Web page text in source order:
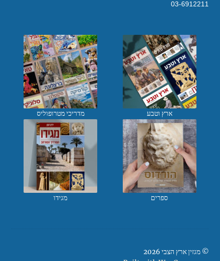
03-6912211
ארץ וטבע מדריכי מטרופוליס
ספרים מגידו
© מגזין ארץ הצבי 2026